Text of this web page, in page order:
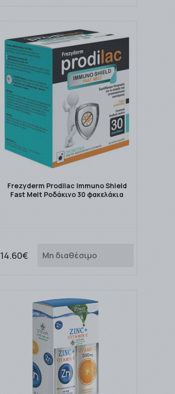
Frezyderm Prodilac Immuno Shield
Fast Melt Ροδάκινο 30 φακελάκια
14.60€ Μη διαθέσιμο